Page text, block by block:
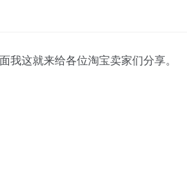
这就来给各位淘宝卖家们分享。